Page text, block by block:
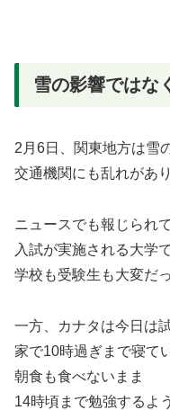
雪の影響ではな
2月6日、関東地方は雪
交通機関にも乱れがあ
ニュースでも報じられ
入試が実施される大学
学校も受験生も大変だ
一方、カナタは今日は
家で10時過ぎまで寝て
朝食も食べないまま
14時頃まで勉強するよ